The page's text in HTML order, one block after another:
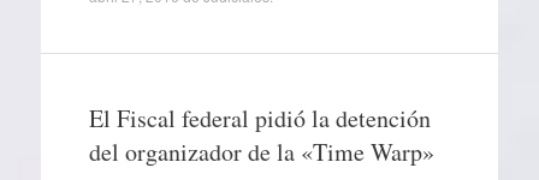
El Fiscal federal pidió la detención
del organizador de la «Time Warp»